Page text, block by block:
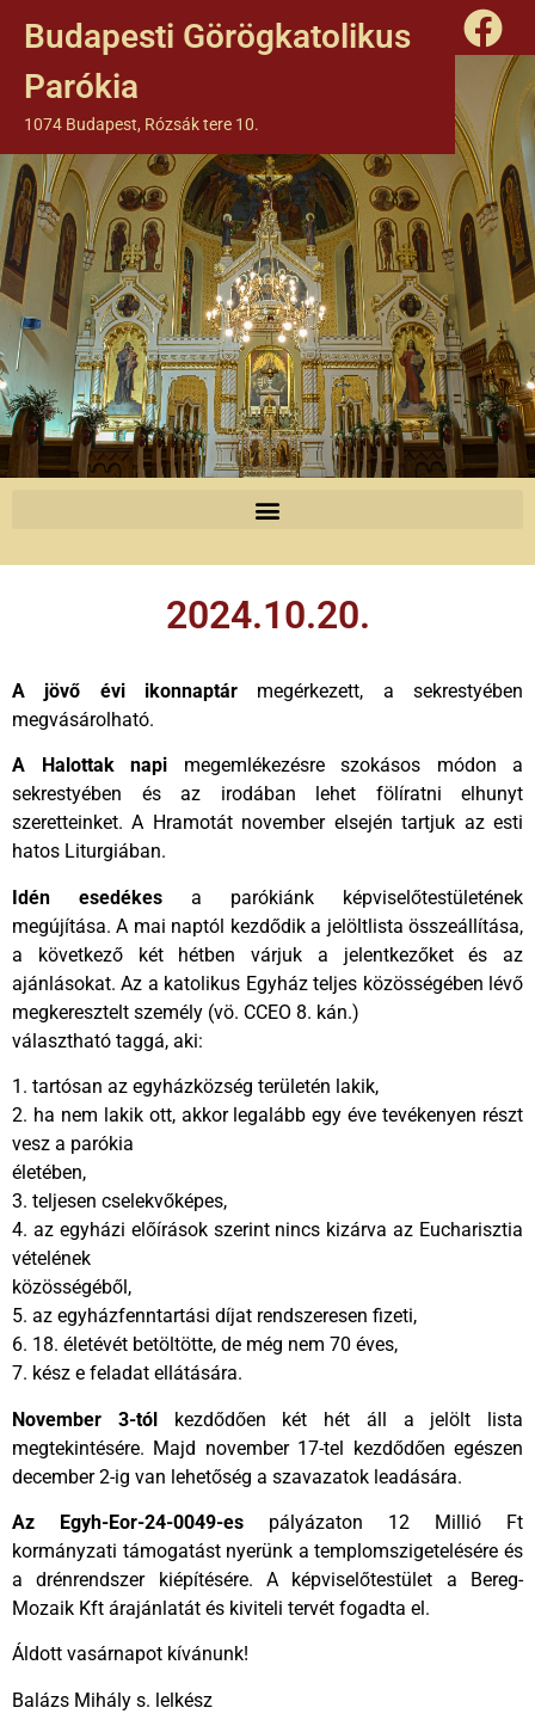
Budapesti Görögkatolikus
Parókia
1074 Budapest, Rózsák tere 10.
2024.10.20.
A jövő évi ikonnaptár megérkezett, a sekrestyében
megvásárolható.
A Halottak napi megemlékezésre szokásos módon a
sekrestyében és az irodában lehet fölíratni elhunyt
szeretteinket. A Hramotát november elsején tartjuk az esti
hatos Liturgiában.
Idén esedékes a parókiánk képviselőtestületének
megújítása. A mai naptól kezdődik a jelöltlista összeállítása,
a következő két hétben várjuk a jelentkezőket és az
ajánlásokat. Az a katolikus Egyház teljes közösségében lévő
megkeresztelt személy (vö. CCEO 8. kán.)
választható taggá, aki:
1. tartósan az egyházközség területén lakik,
2. ha nem lakik ott, akkor legalább egy éve tevékenyen részt
vesz a parókia
életében,
3. teljesen cselekvőképes,
4. az egyházi előírások szerint nincs kizárva az Eucharisztia
vételének
közösségéből,
5. az egyházfenntartási díjat rendszeresen fizeti,
6. 18. életévét betöltötte, de még nem 70 éves,
7. kész e feladat ellátására.
November 3-tólkezdődően két hét áll a jelölt lista
megtekintésére. Majd november 17-tel kezdődően egészen
december 2-ig van lehetőség a szavazatok leadására.
Az Egyh-Eor-24-0049-es pályázaton 12 Millió Ft
kormányzati támogatást nyerünk a templomszigetelésére és
a drénrendszer kiépítésére. A képviselőtestület a Bereg-
Mozaik Kft árajánlatát és kiviteli tervét fogadta el.
Áldott vasárnapot kívánunk!
Balázs Mihály s. lelkész